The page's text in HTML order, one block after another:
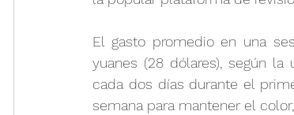
El gasto promedio en una
yuanes (28 dólares), según
cada dos días durante el
semana para mantener el